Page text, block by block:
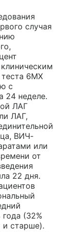
случая
теста 6МХ
с
24 неделе.
ЛАГ
ЛАГ,
ВИЧ-
или
от
22 дня.
года (32%
и старше).